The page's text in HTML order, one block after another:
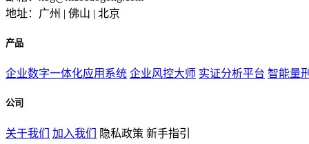
地址：广州 | 佛山 | 北京
产品
企业数字一体化应用系统 企业风控大师 实证分析平台 智能量
公司
关于我们 加入我们 隐私政策 新手指引